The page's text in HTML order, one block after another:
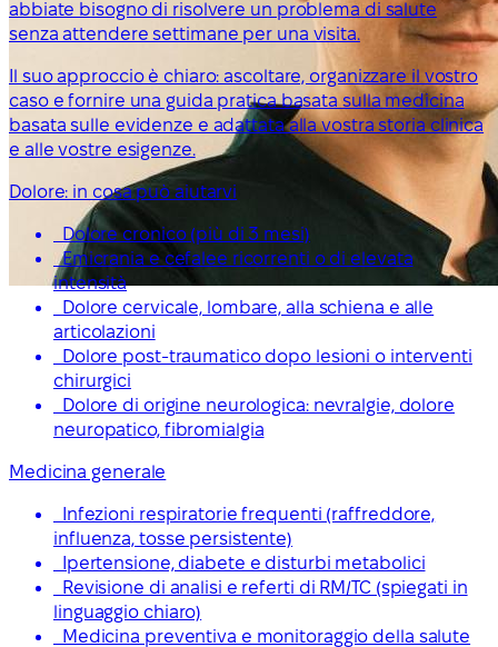
abbiate bisogno di risolvere un problema di salute
senza attendere settimane per una visita.
Il suo approccio è chiaro: ascoltare, organizzare il vostro
caso e fornire una guida pratica basata sulla medicina
basata sulle evidenze e adattata alla vostra storia clinica
e alle vostre esigenze.
Dolore: in cosa può aiutarvi
Dolore cronico (più di 3 mesi)
Emicrania e cefalee ricorrenti o di elevata
intensità
Dolore cervicale, lombare, alla schiena e alle
articolazioni
Dolore post-traumatico dopo lesioni o interventi
chirurgici
Dolore di origine neurologica: nevralgie, dolore
neuropatico, fibromialgia
Medicina generale
Infezioni respiratorie frequenti (raffreddore,
influenza, tosse persistente)
Ipertensione, diabete e disturbi metabolici
Revisione di analisi e referti di RM/TC (spiegati in
linguaggio chiaro)
Medicina preventiva e monitoraggio della salute